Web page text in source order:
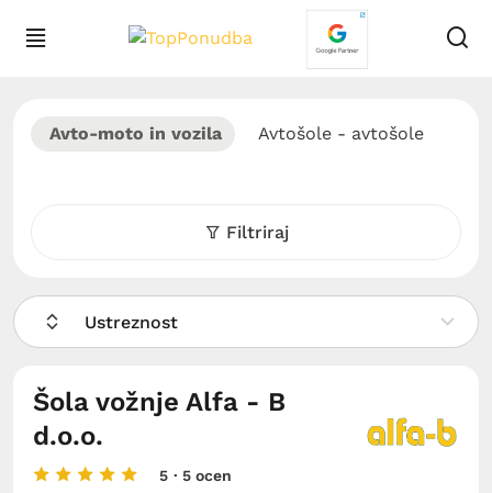
Avto-moto in vozila Avtošole - avtošole
Filtriraj
Ustreznost
Šola vožnje Alfa - B
d.o.o.
5 · 5 ocen